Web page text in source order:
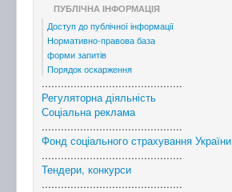
ПУБЛІЧНА ІНФОРМАЦІЯ
Доступ до публічної інформації
Нормативно-правова база
форми запитів
Порядок оскарження
............................................
Регуляторна діяльність
Соціальна реклама
............................................
Фонд соціального страхування України
............................................
Тендери, конкурси
............................................